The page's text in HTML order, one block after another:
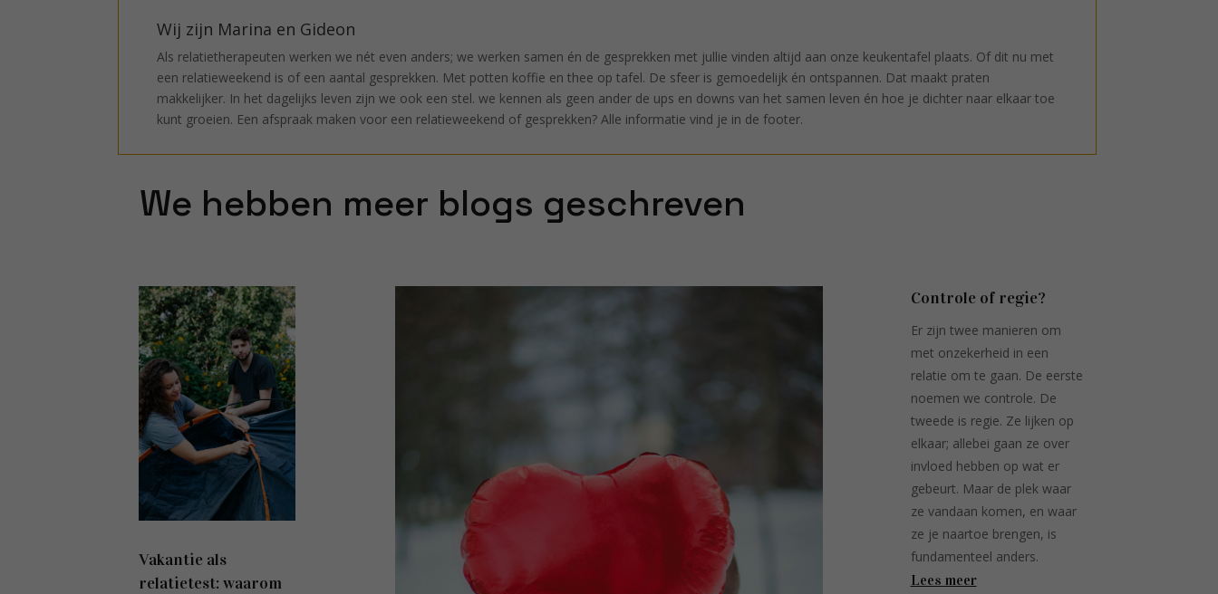
Wij zijn Marina en Gideon
Als relatietherapeuten werken we nét even anders; we werken samen én de gesprekken met jullie vinden altijd aan onze keukentafel plaats. Of dit nu met
een relatieweekend is of een aantal gesprekken. Met potten koffie en thee op tafel. De sfeer is gemoedelijk én ontspannen. Dat maakt praten
makkelijker. In het dagelijks leven zijn we ook een stel. we kennen als geen ander de ups en downs van het samen leven én hoe je dichter naar elkaar toe
kunt groeien. Een afspraak maken voor een relatieweekend of gesprekken? Alle informatie vind je in de footer.
We hebben meer blogs geschreven
Vakantie als
relatietest: waarom
Controle of regie?
Er zijn twee manieren om
met onzekerheid in een
relatie om te gaan. De eerste
noemen we controle. De
tweede is regie. Ze lijken op
elkaar; allebei gaan ze over
invloed hebben op wat er
gebeurt. Maar de plek waar
ze vandaan komen, en waar
ze je naartoe brengen, is
fundamenteel anders.
Lees meer